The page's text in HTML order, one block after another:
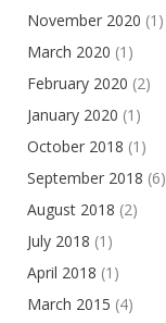
November 2020 (1)
March 2020 (1)
February 2020 (2)
January 2020 (1)
October 2018 (1)
September 2018 (6)
August 2018 (2)
July 2018 (1)
April 2018 (1)
March 2015 (4)